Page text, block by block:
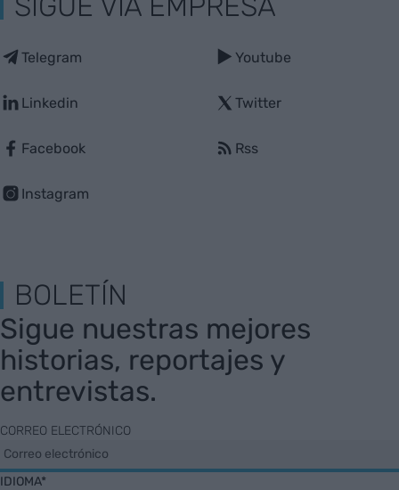
Telegram
Linkedin
Facebook
Instagram
Youtube
Twitter
Rss
BOLETÍN
Sigue nuestras mejores
historias, reportajes y
entrevistas.
CORREO ELECTRÓNICO
IDIOMA*